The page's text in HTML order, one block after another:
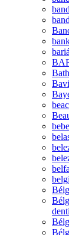
Bath
bebe